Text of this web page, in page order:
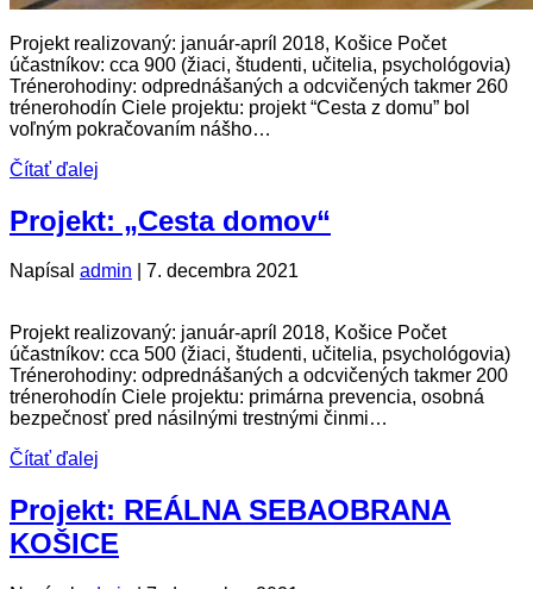
Projekt realizovaný: január-apríl 2018, Košice Počet
účastníkov: cca 900 (žiaci, študenti, učitelia, psychológovia)
Trénerohodiny: odprednášaných a odcvičených takmer 260
trénerohodín Ciele projektu: projekt “Cesta z domu” bol
voľným pokračovaním nášho…
Čítať ďalej
Projekt: „Cesta domov“
Napísal admin 7. decembra 2021
Projekt realizovaný: január-apríl 2018, Košice Počet
účastníkov: cca 500 (žiaci, študenti, učitelia, psychológovia)
Trénerohodiny: odprednášaných a odcvičených takmer 200
trénerohodín Ciele projektu: primárna prevencia, osobná
bezpečnosť pred násilnými trestnými činmi…
Čítať ďalej
Projekt: REÁLNA SEBAOBRANA
KOŠICE